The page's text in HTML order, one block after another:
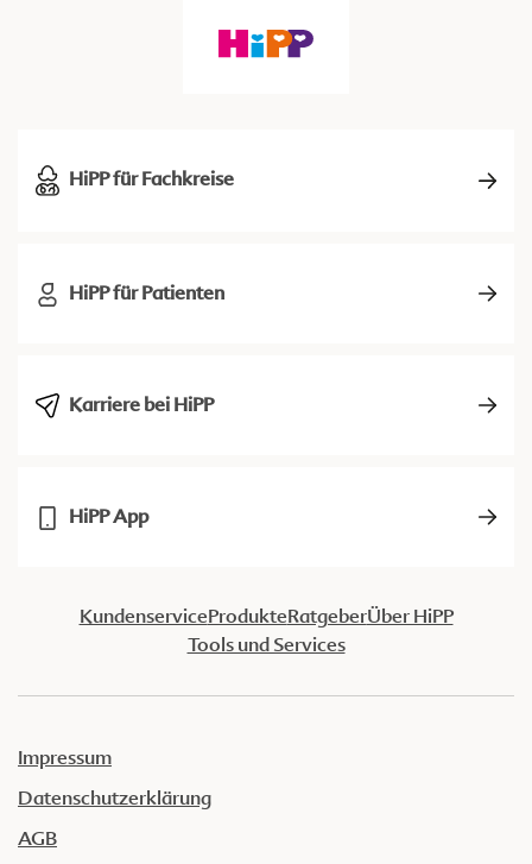
HiPP für Fachkreise
HiPP für Patienten
Karriere bei HiPP
HiPP App
KundenserviceProdukteRatgeberÜber HiPP
Tools und Services
Impressum
Datenschutzerklärung
AGB